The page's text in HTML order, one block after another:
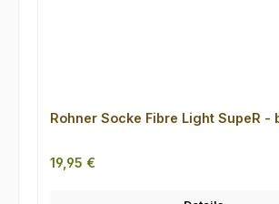
Rohner Socke Fibre Light SupeR -
Regulärer Preis:
19,95 €